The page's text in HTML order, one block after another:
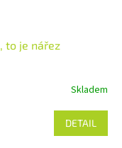
to je nářez
Skladem
DETAIL